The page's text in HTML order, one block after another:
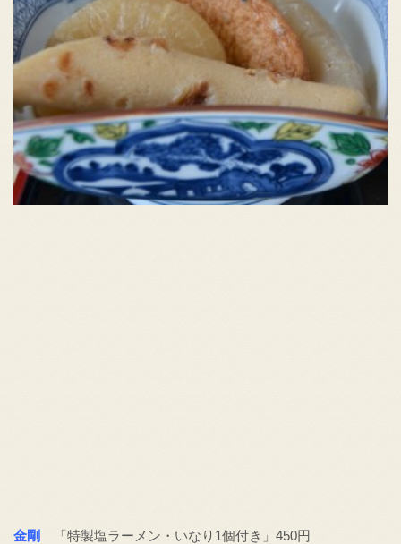
金剛 「特製塩ラーメン・いなり1個付き」450円